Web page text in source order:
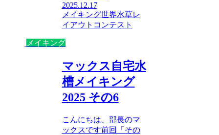
2025.12.17
メイキング世界水草レ
イアウトコンテスト
メイキング
マックス自宅水
槽メイキング
2025 その6
こんにちは、部長のマ
ックスです前回「その